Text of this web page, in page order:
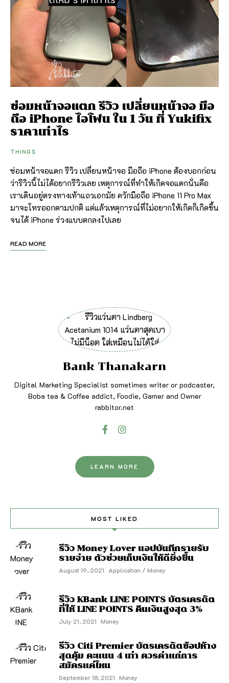
ซ่อมหน้าจอแตก รีวิว เปลี่ยนหน้าจอ มือ
ถือ iPhone ไอโฟน ใน 1 วัน ที่ Yukifix
ราคาเท่าไร
THINGS
ซ่อมหน้าจอแตก รีวิว เปลี่ยนหน้าจอ มือถือ iPhone ต้องบอกก่อน
ว่ารีวิวนี้ไม่ได้อยากรีวิวเลย เหตุการณ์ที่ทำให้เกิดจอแตกนั่นคือ
เราเดินอยู่ตรงทางเท้าแถวเอกมัย ควักมือถือ iPhone 11 Pro Max
มาจะโทรออกตามปกติ แต่แล้วเหตุการณ์ที่ไม่อยากให้เกิดก็เกิดขึ้น
จนได้ iPhone ร่วงแบบตกลงไปเลย
READ MORE
Bank Thanakarn
Digital Marketing Specialist sometimes writer or podcaster,
Boba tea & Coffee addict, Foodie, Gamer and Owner
rabbitor.net
LEARN MORE
MOST LIKED
รีวิว Money Lover แอปบันทึกรายรับ
รายจ่าย ตัวช่วยเก็บเงินให้ดียิ่งขึ้น
August 19, 2021 Application / Money
รีวิว KBank LINE POINTS บัตรเครดิต
ที่ให้ LINE POINTS คืนเงินสูงสุด 3%
July 21, 2021 Money
รีวิว Citi Premier บัตรเครดิตช้อปห้าง
สุดคุ้ม คะแนน 4 เท่า ควรค่าแก่การ
สมัครแค่ไหน
September 18, 2021 Money